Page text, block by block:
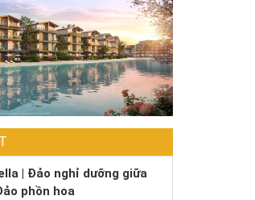
| Đảo nghỉ dưỡng giữa
phồn hoa